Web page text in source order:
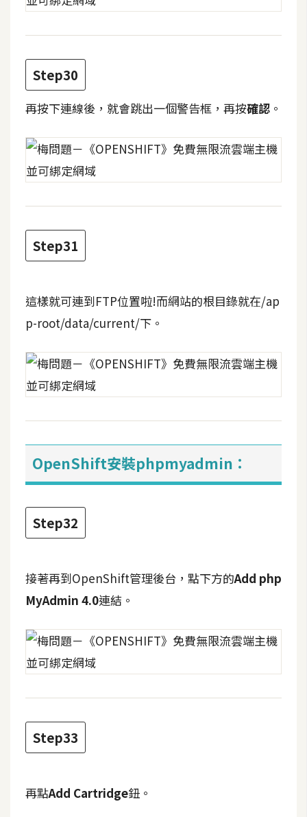
Step30
再按下連線後，就會跳出一個警告框，再按確認 。
Step31
這樣就可連到FTP位置啦!而網站的根目錄就在/ap
p-root/data/current/下。
OpenShift安裝phpmyadmin：
Step32
接著再到OpenShift管理後台，點下方的Add php
MyAdmin 4.0連結。
Step33
再點Add Cartridge鈕。